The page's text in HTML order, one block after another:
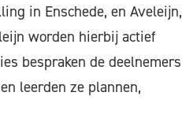
in Enschede, en Aveleijn,
worden hierbij actief
bespraken de deelnemers
leerden ze plannen,